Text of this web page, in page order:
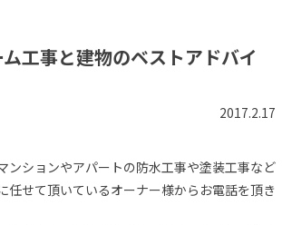
工事と建物のベストアドバイ
2017.2.17
ンションやアパートの防水工事や塗装工事など
任せて頂いているオーナー様からお電話を頂き